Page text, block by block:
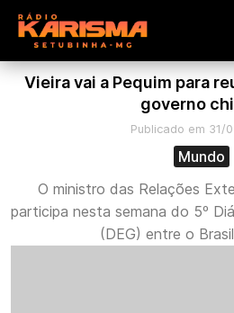
Vieira vai a Pequim para
governo
Publicado em 31/
Mundo
O ministro das Relações
participa nesta semana do 5º
(DEG) entre o